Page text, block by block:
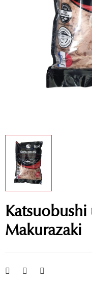
Makurazaki